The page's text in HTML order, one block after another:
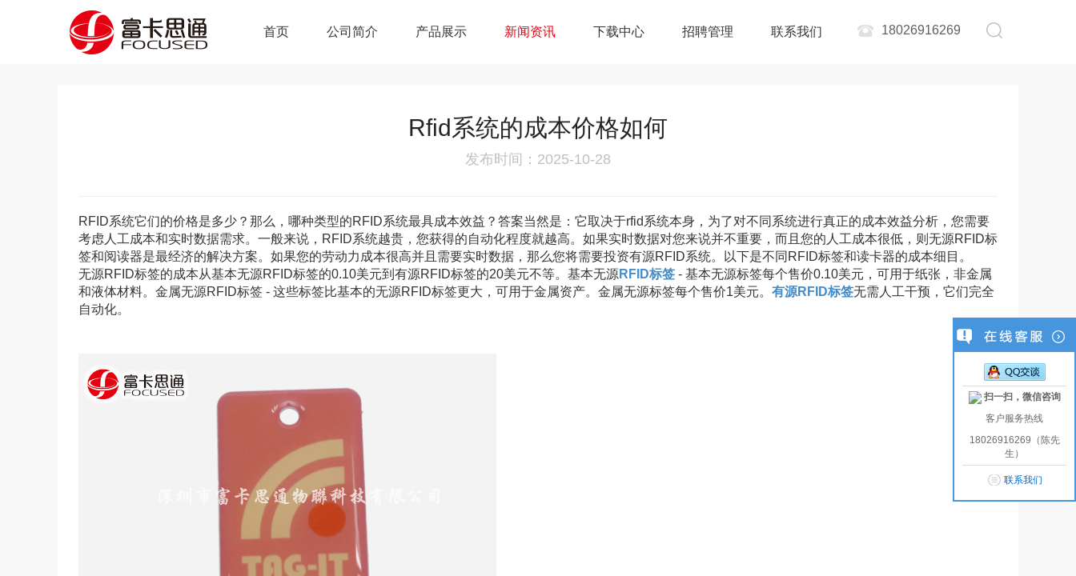
首页 公司简介 产品展示 新闻资讯 下载中心 招聘管理 联系我们 18026916269
Rfid系统的成本价格如何
发布时间：2025-10-28
RFID系统它们的价格是多少？那么，哪种类型的RFID系统最具成本效益？答案当然是：它取决于rfid系统本身，为了对不同系统进行真正的成本效益分析，您需要
考虑人工成本和实时数据需求。一般来说，RFID系统越贵，您获得的自动化程度就越高。如果实时数据对您来说并不重要，而且您的人工成本很低，则无源RFID标
签和阅读器是最经济的解决方案。如果您的劳动力成本很高并且需要实时数据，那么您将需要投资有源RFID系统。以下是不同RFID标签和读卡器的成本细目。
无源RFID标签的成本从基本无源RFID标签的0.10美元到有源RFID标签的20美元不等。基本无源RFID标签- 基本无源标签每个售价0.10美元，可用于纸张，非金属
和液体材料。金属无源RFID标签 - 这些标签比基本的无源RFID标签更大，可用于金属资产。金属无源标签每个售价1美元。 有源RFID标签无需人工干预，它们完全
自动化。
扫一扫，微信咨询
客户服务热线
18026916269（陈先
生）
联系我们